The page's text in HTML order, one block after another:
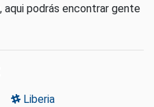
aqui podrás encontrar gente
Liberia